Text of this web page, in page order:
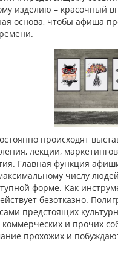
изделию – красочный
основа, чтобы афиша
происходят
лекции,
Главная функция
числу
форме. Как
безотказно.
предстоящих
коммерческих и прочих
прохожих и